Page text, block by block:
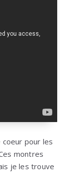
pour les
montres
je les trouve